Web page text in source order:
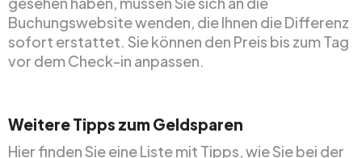
Buchungswebsite wenden, die Ihnen die Differenz
sofort erstattet. Sie können den Preis bis zum Tag
vor dem Check-in anpassen.
Weitere Tipps zum Geldsparen
Hier finden Sie eine Liste mit Tipps, wie Sie bei der